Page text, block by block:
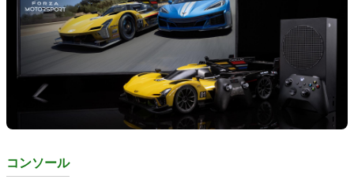
カ
コンソール